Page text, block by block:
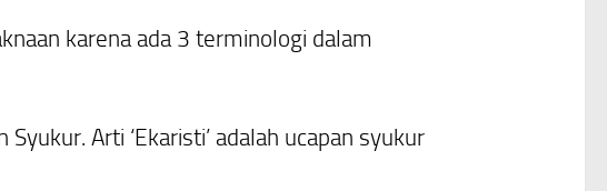
karena ada 3 terminologi dalam
Syukur. Arti ‘Ekaristi’ adalah ucapan syukur